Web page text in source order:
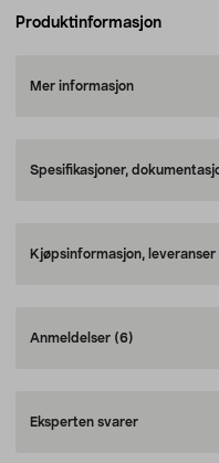
Produktinformasjon
Mer informasjon
Spesifikasjoner,
Kjøpsinformasjon,
Anmeldelser (6)
Eksperten svarer